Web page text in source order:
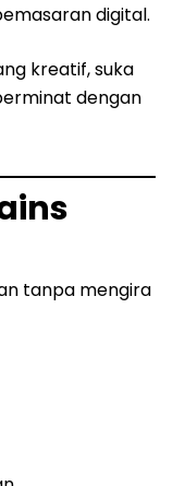
digital.
kreatif, suka
dengan
tanpa mengira